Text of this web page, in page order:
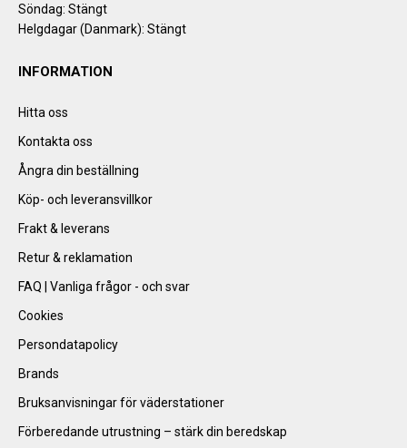
Söndag: Stängt
Helgdagar (Danmark): Stängt
INFORMATION
Hitta oss
Kontakta oss
Ångra din beställning
Köp- och leveransvillkor
Frakt & leverans
Retur & reklamation
FAQ | Vanliga frågor - och svar
Cookies
Persondatapolicy
Brands
Bruksanvisningar för väderstationer
Förberedande utrustning – stärk din beredskap